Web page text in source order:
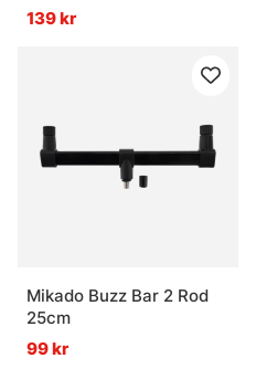
139 kr
Mikado Buzz Bar 2 Rod
25cm
99 kr